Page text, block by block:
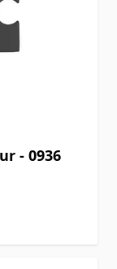
- 0936